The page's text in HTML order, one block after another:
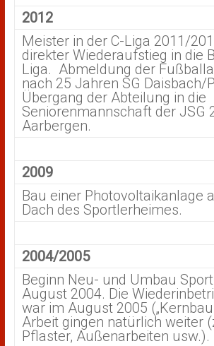
2012
Meister in der C-Liga 2011/
direkter Wiederaufstieg in die
Liga. Abmeldung der
nach 25 Jahren SG Daisbach/
Übergang der Abteilung in die
Seniorenmannschaft der JSG
Aarbergen.
2009
Bau einer Photovoltaikanlage
Dach des Sportlerheimes.
2004/2005
Beginn Neu- und Umbau
August 2004. Die
war im August 2005
Arbeit gingen natürlich weiter
Pflaster, Außenarbeiten usw.).